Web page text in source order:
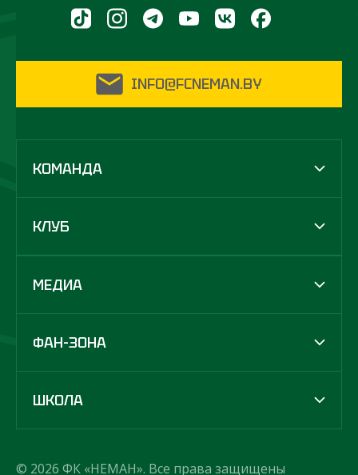
INFO@FCNEMAN.BY
КОМАНДА
КЛУБ
МЕДИА
ФАН-ЗОНА
ШКОЛА
© 2026 ФК «НЕМАН». Все права защищены